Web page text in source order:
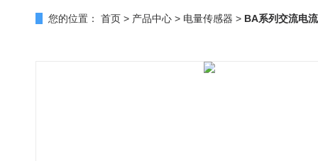
您的位置： 首页 > 产品中心 > 电量传感器 > BA系列交流电